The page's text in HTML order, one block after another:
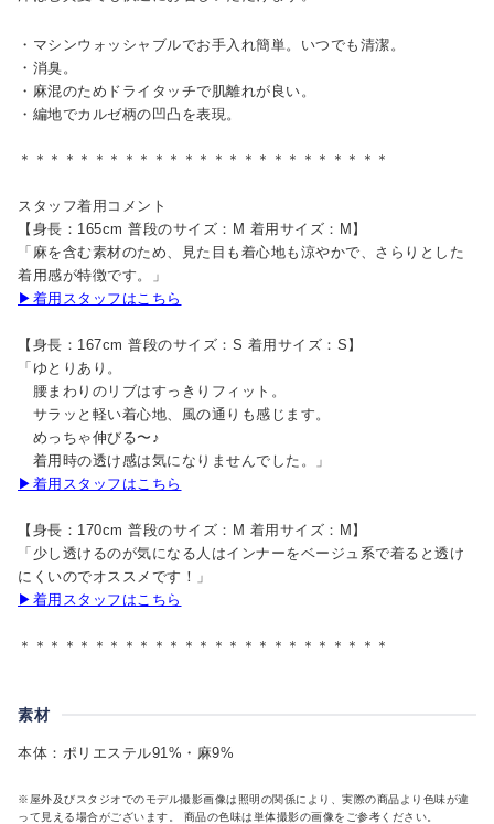
・マシンウォッシャブルでお手入れ簡単。いつでも清潔。
・消臭。
・麻混のためドライタッチで肌離れが良い。
・編地でカルゼ柄の凹凸を表現。
＊＊＊＊＊＊＊＊＊＊＊＊＊＊＊＊＊＊＊＊＊＊＊＊＊
スタッフ着用コメント
【身長：165cm 普段のサイズ：M 着用サイズ：M】
「麻を含む素材のため、見た目も着心地も涼やかで、さらりとした
着用感が特徴です。」
▶着用スタッフはこちら
【身長：167cm 普段のサイズ：S 着用サイズ：S】
「ゆとりあり。
腰まわりのリブはすっきりフィット。
サラッと軽い着心地、風の通りも感じます。
めっちゃ伸びる〜♪
着用時の透け感は気になりませんでした。」
▶着用スタッフはこちら
【身長：170cm 普段のサイズ：M 着用サイズ：M】
「少し透けるのが気になる人はインナーをベージュ系で着ると透け
にくいのでオススメです！」
▶着用スタッフはこちら
＊＊＊＊＊＊＊＊＊＊＊＊＊＊＊＊＊＊＊＊＊＊＊＊＊
素材
本体：ポリエステル91%・麻9%
※屋外及びスタジオでのモデル撮影画像は照明の関係により、実際の商品より色味が違
って見える場合がございます。 商品の色味は単体撮影の画像をご参考ください。